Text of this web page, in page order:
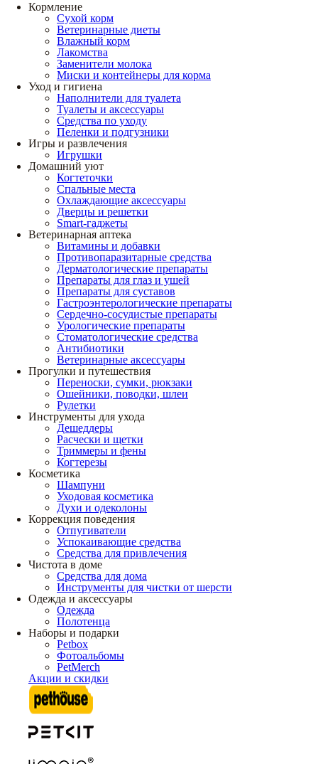
Кормление
Сухой корм
Ветеринарные диеты
Влажный корм
Лакомства
Заменители молока
Миски и контейнеры для корма
Уход и гигиена
Наполнители для туалета
Туалеты и аксессуары
Средства по уходу
Пеленки и подгузники
Игры и развлечения
Игрушки
Домашний уют
Когтеточки
Спальные места
Охлаждающие аксессуары
Дверцы и решетки
Smart-гаджеты
Ветеринарная аптека
Витамины и добавки
Противопаразитарные средства
Дерматологические препараты
Препараты для глаз и ушей
Препараты для суставов
Гастроэнтерологические препараты
Сердечно-сосудистые препараты
Урологические препараты
Стоматологические средства
Антибиотики
Ветеринарные аксессуары
Прогулки и путешествия
Переноски, сумки, рюкзаки
Ошейники, поводки, шлеи
Рулетки
Инструменты для ухода
Дешеддеры
Расчески и щетки
Триммеры и фены
Когтерезы
Косметика
Шампуни
Уходовая косметика
Духи и одеколоны
Коррекция поведения
Отпугиватели
Успокаивающие средства
Средства для привлечения
Чистота в доме
Средства для дома
Инструменты для чистки от шерсти
Одежда и аксессуары
Одежда
Полотенца
Наборы и подарки
Petbox
Фотоальбомы
PetMerch
Акции и скидки